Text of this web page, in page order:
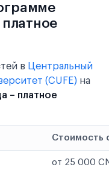
платное
в Центральный
(CUFE) на
– платное
Стоимость
от 25 000